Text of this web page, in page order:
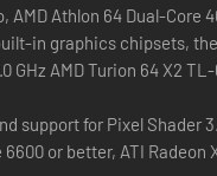
AMD Athlon 64 Dual-Core
in graphics chipsets,
GHz AMD Turion 64 X2
support for Pixel Shader
6600 or better, ATI Radeon